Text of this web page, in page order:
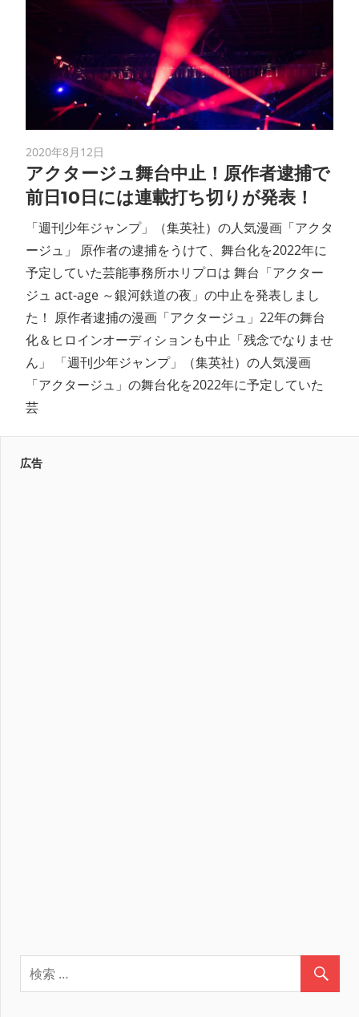
2020年8月12日
アクタージュ舞台中止！原作者逮捕で
前日10日には連載打ち切りが発表！
「週刊少年ジャンプ」（集英社）の人気漫画「アクタ
ージュ」 原作者の逮捕をうけて、舞台化を2022年に
予定していた芸能事務所ホリプロは 舞台「アクター
ジュ act-age ～銀河鉄道の夜」の中止を発表しまし
た！ 原作者逮捕の漫画「アクタージュ」22年の舞台
化＆ヒロインオーディションも中止「残念でなりませ
ん」 「週刊少年ジャンプ」（集英社）の人気漫画
「アクタージュ」の舞台化を2022年に予定していた
芸
広告